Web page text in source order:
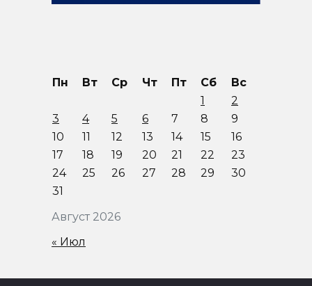
Август 2026
Пн Вт Ср Чт Пт Сб
Вс
1
2
3
4 5 6 7 8
9
10
11 12 13 14 15
16
17
18 19 20 21 22
23
24
25 26 27 28 29
30
31
« Июл